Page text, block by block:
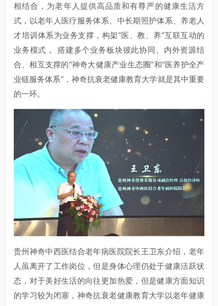
相结合，为老年人提供高品质和有尊严的健康生活方
式，以老年人医疗服务体系、中长期照护体系、养老人
才培训体系为业务支撑，构架“医、教、养”互联互动的
业务模式， 搭建多个业务板块彼此协同、内外资源结
合、相互支撑的“神奇大健康产业生态圈”和“医养护全产
业链服务体系”，神奇抗衰老健康教育大学就是其中重要
的一环。
贵州神奇中西医结合老年病医院院长王卫东介绍，老年
人虽离开了工作岗位，但是身体心理仍处于健康活跃状
态，对于美好生活的向往更加热爱，但是健康方面知识
的学习较为闭塞，神奇抗衰老健康教育大学以老年健康